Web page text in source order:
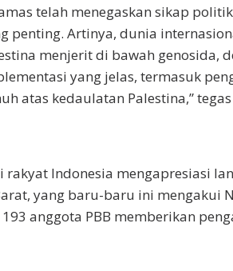
telah menegaskan sikap
penting. Artinya, dunia
menjerit di bawah genosida,
yang jelas, termasuk
atas kedaulatan Palestina,”
rakyat Indonesia mengapresiasi
yang baru-baru ini mengakui
anggota PBB memberikan